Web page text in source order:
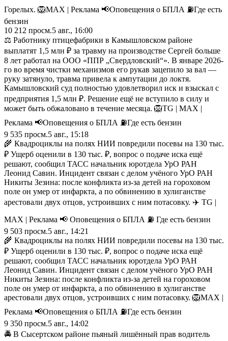
Горелых. 🦁MAX | Реклама 📢Оповещения о БПЛА ⛽️Где есть
бензин
10 212 просм.5 авг., 16:00
⚖️ Работнику птицефабрики в Камышловском районе
выплатят 1,5 млн ₽ за травму на производстве Сергей больше
8 лет работал на ООО «ППР „Свердловский“». В январе 2026-
го во время чистки механизмов его рукав зацепило за вал —
руку затянуло, травма привела к ампутации до локтя.
Камышловский суд полностью удовлетворил иск и взыскал с
предприятия 1,5 млн ₽. Решение ещё не вступило в силу и
может быть обжаловано в течение месяца. 🦁TG | MAX |
Реклама 📢Оповещения о БПЛА ⛽️Где есть бензин
9 535 просм.5 авг., 15:18
‍🌾 Квадроциклы на полях НИИ повредили посевы на 130 тыс.
₽ Ущерб оценили в 130 тыс. ₽, вопрос о подаче иска ещё
решают, сообщил ТАСС начальник юротдела УрО РАН
Леонид Савин. Инцидент связан с делом учёного УрО РАН
Никиты Зезина: после конфликта из‑за детей на гороховом
поле он умер от инфаркта, а по обвинению в хулиганстве
арестовали двух отцов, устроивших с ним потасовку. ✈️ TG |
MAX | Реклама 📢 Оповещения о БПЛА ⛽️ Где есть бензин
9 503 просм.5 авг., 14:21
🌾 Квадроциклы на полях НИИ повредили посевы на 130 тыс.
₽ Ущерб оценили в 130 тыс. ₽, вопрос о подаче иска ещё
решают, сообщил ТАСС начальник юротдела УрО РАН
Леонид Савин. Инцидент связан с делом учёного УрО РАН
Никиты Зезина: после конфликта из‑за детей на гороховом
поле он умер от инфаркта, а по обвинению в хулиганстве
арестовали двух отцов, устроивших с ним потасовку. 🦁MAX |
Реклама 📢Оповещения о БПЛА ⛽️Где есть бензин
9 350 просм.5 авг., 14:02
🚔 В Сысертском районе пьяный лишённый прав водитель